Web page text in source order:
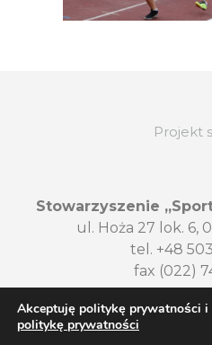
Projekt
Stowarzyszenie
ul. Hoża 27 lok. 6,
tel. +48
fax (022)
Polityka
Akceptuję politykę prywatności i
politykę prywatności